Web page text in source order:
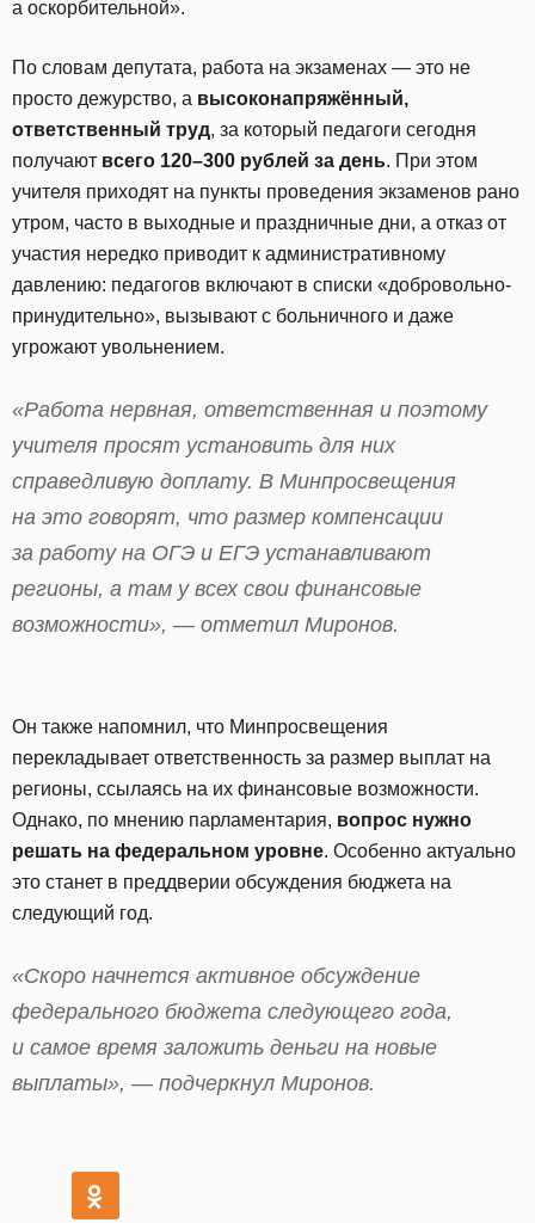
а оскорбительной».
По словам депутата, работа на экзаменах — это не
просто дежурство, а высоконапряжённый,
ответственный труд, за который педагоги сегодня
получают всего 120–300 рублей за день. При этом
учителя приходят на пункты проведения экзаменов рано
утром, часто в выходные и праздничные дни, а отказ от
участия нередко приводит к административному
давлению: педагогов включают в списки «добровольно-
принудительно», вызывают с больничного и даже
угрожают увольнением.
«Работа нервная, ответственная и поэтому
учителя просят установить для них
справедливую доплату. В Минпросвещения
на это говорят, что размер компенсации
за работу на ОГЭ и ЕГЭ устанавливают
регионы, а там у всех свои финансовые
возможности», — отметил Миронов.
Он также напомнил, что Минпросвещения
перекладывает ответственность за размер выплат на
регионы, ссылаясь на их финансовые возможности.
Однако, по мнению парламентария, вопрос нужно
решать на федеральном уровне. Особенно актуально
это станет в преддверии обсуждения бюджета на
следующий год.
«Скоро начнется активное обсуждение
федерального бюджета следующего года,
и самое время заложить деньги на новые
выплаты», — подчеркнул Миронов.